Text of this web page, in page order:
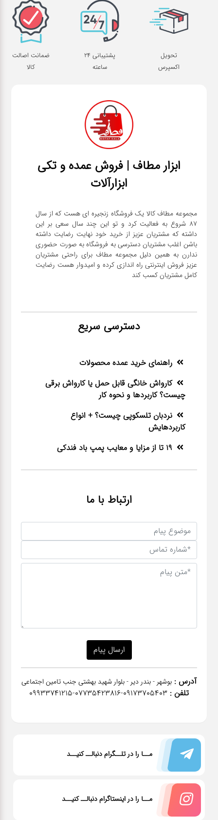
تحویل
اکسپرس
پشتیبانی 24
ساعته
ضمانت اصالت
کالا
ابزار مطاف | فروش عمده و تکی
ابزارآلات
مجموعه مطاف کالا یک فروشگاه زنجیره ای هست که از سال
۸۷ شروع به فعالیت کرد و تو این چند سال سعی بر این
داشته که مشتریان عزیز از خرید خود نهایت رضایت داشته
باشن اغلب مشتریان دسترسی به فروشگاه به صورت حضوری
ندارن به همین دلیل مجموعه مطاف برای راحتی مشتریان
عزیز فروش اینترنتی راه اندازی کرده و امیدوار هست رضایت
کامل مشتریان کسب کند
دسترسی سریع
راهنمای خرید عمده محصولات
کارواش خانگی قابل حمل یا کارواش برقی
چیست؟ کاربردها و نحوه کار
نردبان تلسکوپی چیست؟ + انواع
کاربردهایش
19 تا از مزایا و معایب پمپ باد فندکی
ارتباط با ما
آدرس : بوشهر - بندر دیر - بلوار شهید بهشتی جنب تامین اجتماعی
تلفن : ٠٩١٧٣٧٠٥٤٠٣-07735423816-09933741215
مــا را در تلــگرام دنبالــ کنیــد
مــا را در اینستاگرام دنبالــ کنیــد